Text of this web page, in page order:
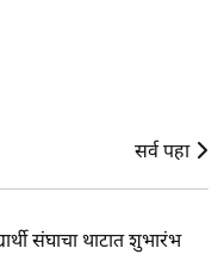
सर्व पहा
संघाचा थाटात शुभारंभ